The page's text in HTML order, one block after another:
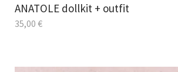
ANATOLE dollkit + outfit
35,00 €